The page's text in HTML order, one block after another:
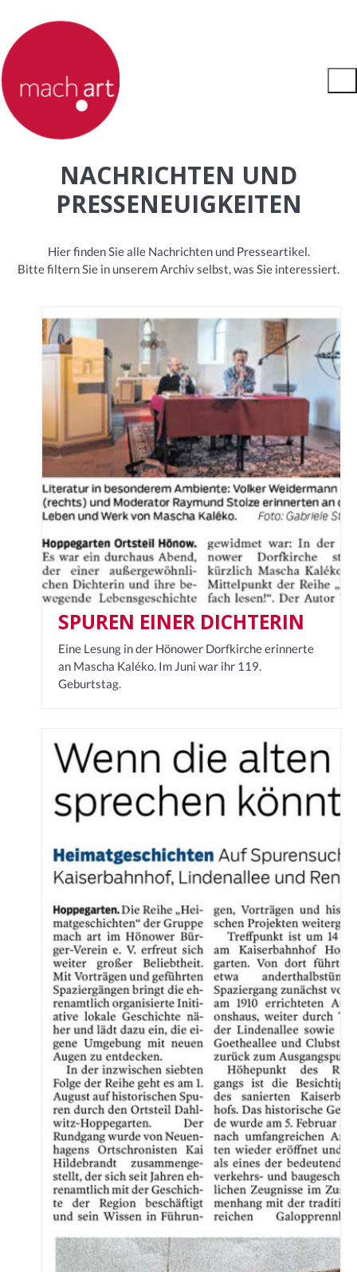
NACHRICHTEN UND
PRESSENEUIGKEITEN
Hier finden Sie alle Nachrichten und Presseartikel.
Bitte filtern Sie in unserem Archiv selbst, was Sie interessiert.
SPUREN EINER DICHTERIN
Eine Lesung in der Hönower Dorfkirche erinnerte
an Mascha Kaléko. Im Juni war ihr 119.
Geburtstag.